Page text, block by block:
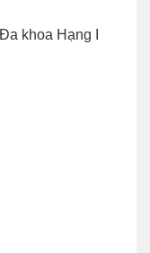
khoa Hạng I